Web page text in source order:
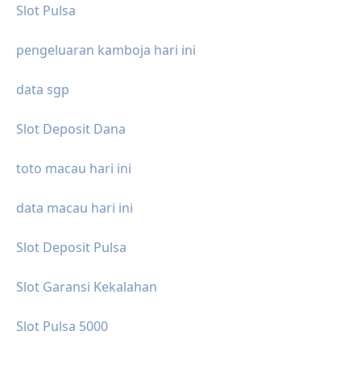
Slot Pulsa
pengeluaran kamboja hari ini
data sgp
Slot Deposit Dana
toto macau hari ini
data macau hari ini
Slot Deposit Pulsa
Slot Garansi Kekalahan
Slot Pulsa 5000